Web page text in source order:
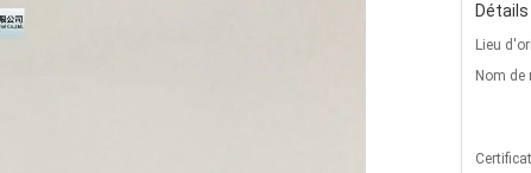
Lieu
Nom de